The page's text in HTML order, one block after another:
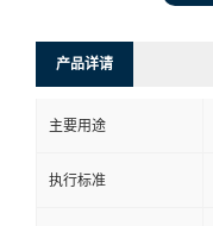
产品详请
主要用途
执行标准